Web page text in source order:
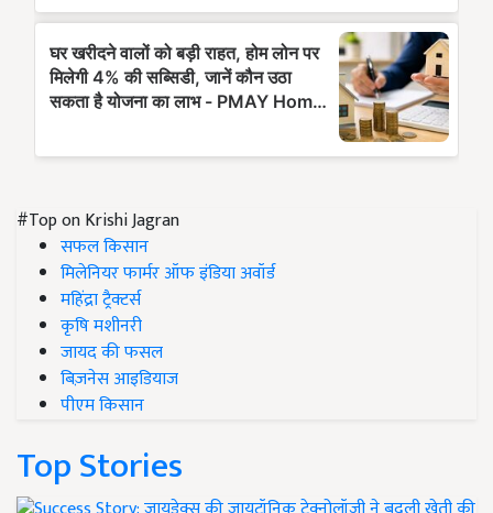
#Top on Krishi Jagran
सफल किसान
मिलेनियर फार्मर ऑफ इंडिया अवॉर्ड
महिंद्रा ट्रैक्टर्स
कृषि मशीनरी
जायद की फसल
बिज़नेस आइडियाज
पीएम किसान
Top Stories